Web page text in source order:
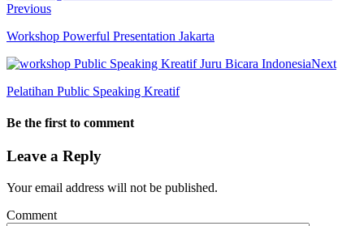
Previous
Workshop Powerful Presentation Jakarta
Next
Pelatihan Public Speaking Kreatif
Be the first to comment
Leave a Reply
Your email address will not be published.
Comment